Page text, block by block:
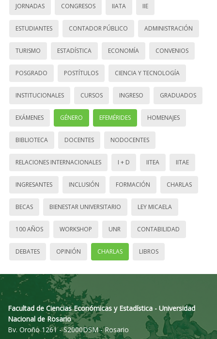
JORNADAS CONGRESOS IIATA IIE
ESTUDIANTES CONTADOR PÚBLICO ADMINISTRACIÓN
TURISMO ESTADÍSTICA ECONOMÍA CONVENIOS
POSGRADO POSTÍTULOS CIENCIA Y TECNOLOGÍA
INSTITUCIONALES CURSOS INGRESO GRADUADOS
EXÁMENES GÉNERO EFEMÉRIDES HOMENAJES
BIBLIOTECA DOCENTES NODOCENTES
RELACIONES INTERNACIONALES I + D IITEA IITAE
INGRESANTES INCLUSIÓN FORMACIÓN CHARLAS
BECAS BIENESTAR UNIVERSITARIO LEY MICAELA
100 AÑOS WORKSHOP UNR CONTABILIDAD
DEBATES OPINIÓN CHARLAS LIBROS
Facultad de Ciencias Económicas y Estadística - Universidad
Nacional de Rosario
Bv. Oroño 1261 - S2000DSM - Rosario